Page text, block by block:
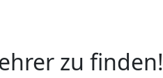
zu finden!